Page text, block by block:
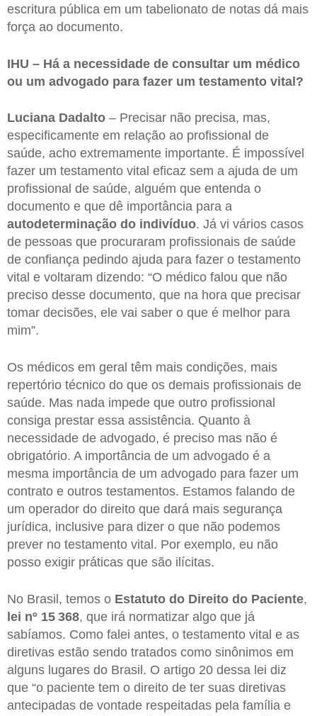
escritura pública em um tabelionato de notas dá mais
força ao documento.
IHU – Há a necessidade de consultar um médico
ou um advogado para fazer um testamento vital?
Luciana Dadalto – Precisar não precisa, mas,
especificamente em relação ao profissional de
saúde, acho extremamente importante. É impossível
fazer um testamento vital eficaz sem a ajuda de um
profissional de saúde, alguém que entenda o
documento e que dê importância para a
autodeterminação do indivíduo. Já vi vários casos
de pessoas que procuraram profissionais de saúde
de confiança pedindo ajuda para fazer o testamento
vital e voltaram dizendo: “O médico falou que não
preciso desse documento, que na hora que precisar
tomar decisões, ele vai saber o que é melhor para
mim”.
Os médicos em geral têm mais condições, mais
repertório técnico do que os demais profissionais de
saúde. Mas nada impede que outro profissional
consiga prestar essa assistência. Quanto à
necessidade de advogado, é preciso mas não é
obrigatório. A importância de um advogado é a
mesma importância de um advogado para fazer um
contrato e outros testamentos. Estamos falando de
um operador do direito que dará mais segurança
jurídica, inclusive para dizer o que não podemos
prever no testamento vital. Por exemplo, eu não
posso exigir práticas que são ilícitas.
No Brasil, temos o Estatuto do Direito do Paciente,
lei nº 15 368, que irá normatizar algo que já
sabíamos. Como falei antes, o testamento vital e as
diretivas estão sendo tratados como sinônimos em
alguns lugares do Brasil. O artigo 20 dessa lei diz
que “o paciente tem o direito de ter suas diretivas
antecipadas de vontade respeitadas pela família e